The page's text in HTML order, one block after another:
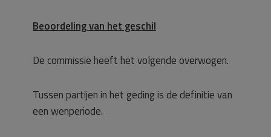
Beoordeling van het geschil
De commissie heeft het volgende overwogen.
Tussen partijen in het geding is de definitie van
een wenperiode.